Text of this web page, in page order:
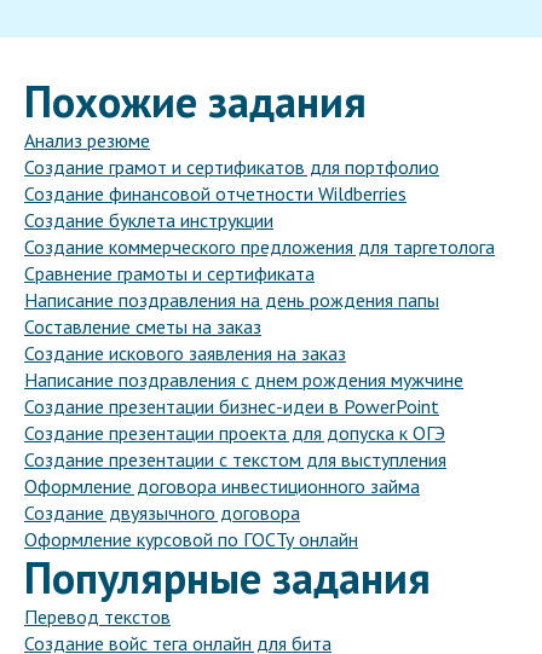
Похожие задания
Анализ резюме
Создание грамот и сертификатов для портфолио
Создание финансовой отчетности Wildberries
Создание буклета инструкции
Создание коммерческого предложения для таргетолога
Сравнение грамоты и сертификата
Написание поздравления на день рождения папы
Составление сметы на заказ
Создание искового заявления на заказ
Написание поздравления с днем рождения мужчине
Создание презентации бизнес-идеи в PowerPoint
Создание презентации проекта для допуска к ОГЭ
Создание презентации с текстом для выступления
Оформление договора инвестиционного займа
Создание двуязычного договора
Оформление курсовой по ГОСТу онлайн
Популярные задания
Перевод текстов
Создание войс тега онлайн для бита